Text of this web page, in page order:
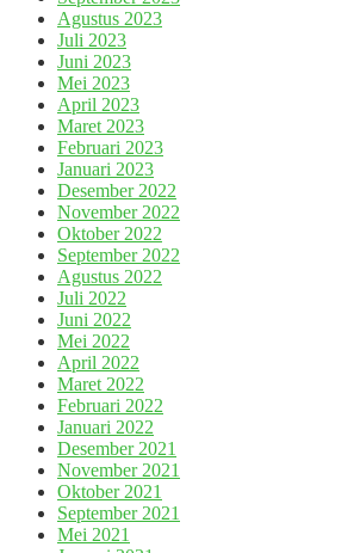
Agustus 2023
Juli 2023
Juni 2023
Mei 2023
April 2023
Maret 2023
Februari 2023
Januari 2023
Desember 2022
November 2022
Oktober 2022
September 2022
Agustus 2022
Juli 2022
Juni 2022
Mei 2022
April 2022
Maret 2022
Februari 2022
Januari 2022
Desember 2021
November 2021
Oktober 2021
September 2021
Mei 2021